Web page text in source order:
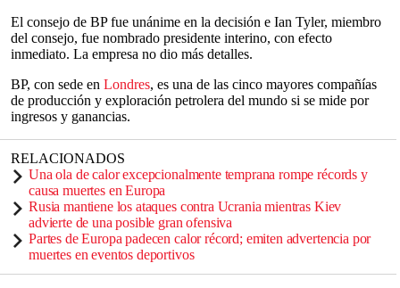
El consejo de BP fue unánime en la decisión e Ian Tyler, miembro
del consejo, fue nombrado presidente interino, con efecto
inmediato. La empresa no dio más detalles.
BP, con sede en Londres, es una de las cinco mayores compañías
de producción y exploración petrolera del mundo si se mide por
ingresos y ganancias.
RELACIONADOS
Una ola de calor excepcionalmente temprana rompe récords y
causa muertes en Europa
Rusia mantiene los ataques contra Ucrania mientras Kiev
advierte de una posible gran ofensiva
Partes de Europa padecen calor récord; emiten advertencia por
muertes en eventos deportivos